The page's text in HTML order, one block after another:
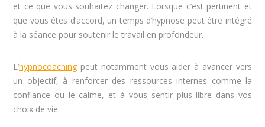
et ce que vous souhaitez changer. Lorsque c’est pertinent et
que vous êtes d’accord, un temps d’hypnose peut être intégré
à la séance pour soutenir le travail en profondeur.
L’hypnocoachingpeut notamment vous aider à avancer vers
un objectif, à renforcer des ressources internes comme la
confiance ou le calme, et à vous sentir plus libre dans vos
choix de vie.